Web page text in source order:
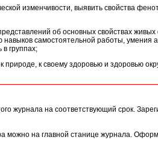
изменчивости, выявить свойства
об основных свойствах
самостоятельной работы, умения
группах;
к своему здоровью и здоровью
журнала на соответствующий срок.
можно на главной станице журнала.